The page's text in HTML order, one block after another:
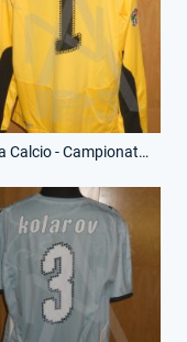
Maglia Calcio - Campionato Serie A - Juan Pablo Carrizo - 1 - (Retro)